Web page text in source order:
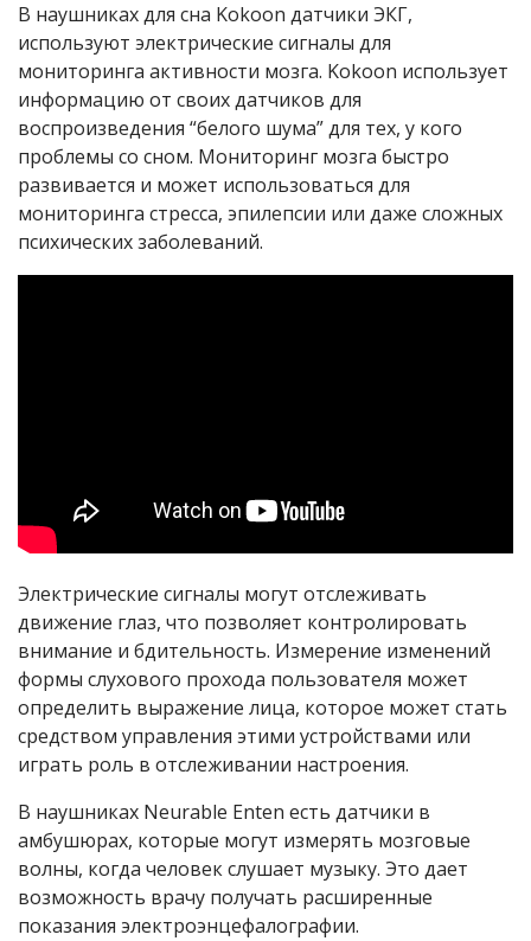
В наушниках для сна Kokoon датчики ЭКГ,
используют электрические сигналы для
мониторинга активности мозга. Kokoon использует
информацию от своих датчиков для
воспроизведения “белого шума” для тех, у кого
проблемы со сном. Мониторинг мозга быстро
развивается и может использоваться для
мониторинга стресса, эпилепсии или даже сложных
психических заболеваний.
Электрические сигналы могут отслеживать
движение глаз, что позволяет контролировать
внимание и бдительность. Измерение изменений
формы слухового прохода пользователя может
определить выражение лица, которое может стать
средством управления этими устройствами или
играть роль в отслеживании настроения.
В наушниках Neurable Enten есть датчики в
амбушюрах, которые могут измерять мозговые
волны, когда человек слушает музыку. Это дает
возможность врачу получать расширенные
показания электроэнцефалографии.